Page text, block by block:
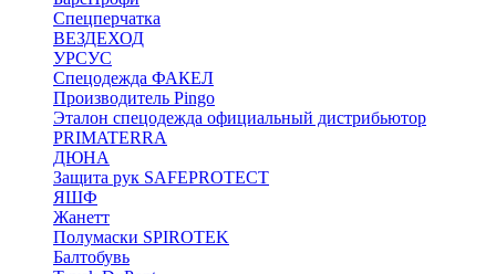
Спецперчатка
ВЕЗДЕХОД
УРСУС
Спецодежда ФАКЕЛ
Производитель Pingo
Эталон спецодежда официальный дистрибьютор
PRIMATERRA
ДЮНА
Защита рук SAFEPROTECT
ЯШФ
Жанетт
Полумаски SPIROTEK
Балтобувь